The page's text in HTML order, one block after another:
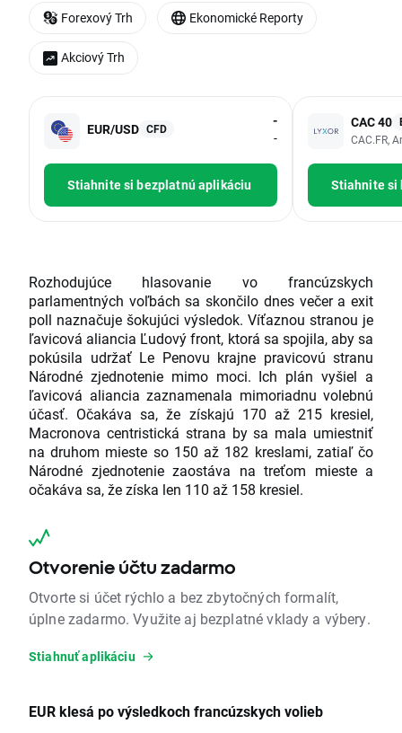
EUR/USD CFD
-
-
Stiahnite si bezplatnú aplikáciu
CAC 40
CAC.FR,
Stiahnite si
Rozhodujúce hlasovanie vo francúzskych
parlamentných voľbách sa skončilo dnes večer a exit
poll naznačuje šokujúci výsledok. Víťaznou stranou je
ľavicová aliancia Ľudový front, ktorá sa spojila, aby sa
pokúsila udržať Le Penovu krajne pravicovú stranu
Národné zjednotenie mimo moci. Ich plán vyšiel a
ľavicová aliancia zaznamenala mimoriadnu volebnú
účasť. Očakáva sa, že získajú 170 až 215 kresiel,
Macronova centristická strana by sa mala umiestniť
na druhom mieste so 150 až 182 kreslami, zatiaľ čo
Národné zjednotenie zaostáva na treťom mieste a
očakáva sa, že získa len 110 až 158 kresiel.
Otvorenie účtu zadarmo
Otvorte si účet rýchlo a bez zbytočných formalít,
úplne zadarmo. Využite aj bezplatné vklady a výbery.
Stiahnuť aplikáciu
EUR klesá po výsledkoch francúzskych volieb
Forexový Trh Ekonomické Reporty
Akciový Trh